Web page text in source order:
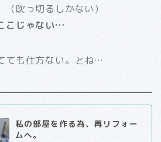
吹っ切るしかない）
こじゃない…
ても仕方ない。とね…
私の部屋を作る為、再リフォー
ムへ。